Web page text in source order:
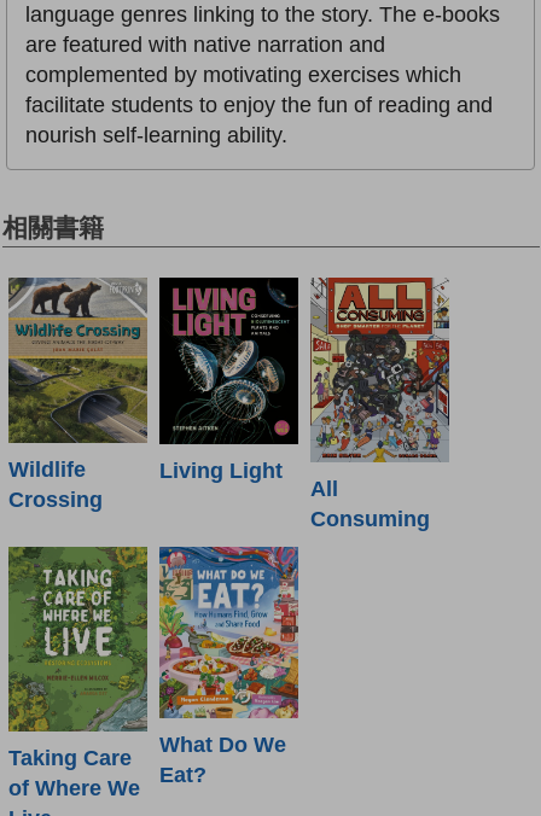
language genres linking to the story. The e-books
are featured with native narration and
complemented by motivating exercises which
facilitate students to enjoy the fun of reading and
nourish self-learning ability.
相關書籍
Wildlife
Crossing
Living Light
All
Consuming
Taking Care
of Where We
What Do We
Eat?